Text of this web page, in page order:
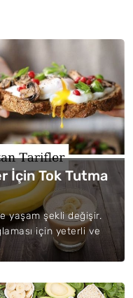
İçin Tok Tutma
yaşam şekli değişir.
için yeterli ve